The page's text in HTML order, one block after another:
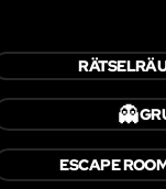
👻
ESCAPE